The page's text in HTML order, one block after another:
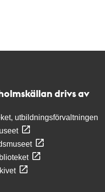
drivs av
utbildningsförvaltningen